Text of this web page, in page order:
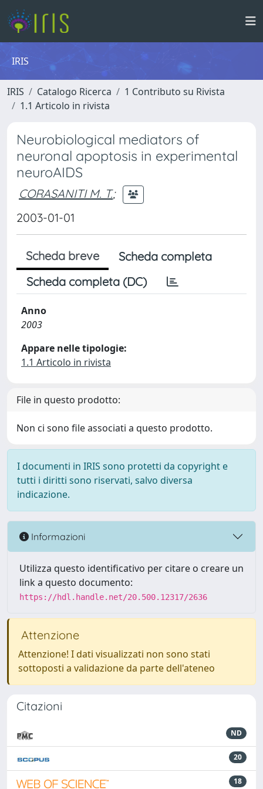
IRIS
IRIS Catalogo Ricerca
1 Contributo su Rivista
1.1 Articolo in rivista
Neurobiological mediators of
neuronal apoptosis in experimental
neuroAIDS
CORASANITI M. T.;
2003-01-01
Scheda breve
Scheda completa
Scheda completa (DC)
Anno
2003
Appare nelle tipologie:
1.1 Articolo in rivista
File in questo prodotto:
Non ci sono file associati a questo prodotto.
I documenti in IRIS sono protetti da copyright e
tutti i diritti sono riservati, salvo diversa
indicazione.
Informazioni
Utilizza questo identificativo per citare o creare un
link a questo documento:
https://hdl.handle.net/20.500.12317/2636
Attenzione
Attenzione! I dati visualizzati non sono stati
sottoposti a validazione da parte dell'ateneo
Citazioni
ND
20
18